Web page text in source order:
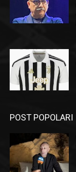
POST POPOLARI